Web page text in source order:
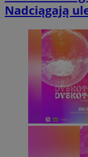
Nadciągają